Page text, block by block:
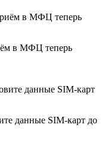
в МФЦ теперь
данные SIM-карт до